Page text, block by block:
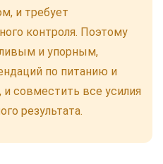
и требует
контроля. Поэтому
и упорным,
по питанию и
совместить все усилия
результата.